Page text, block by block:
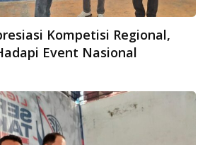
Kompetisi Regional,
Event Nasional